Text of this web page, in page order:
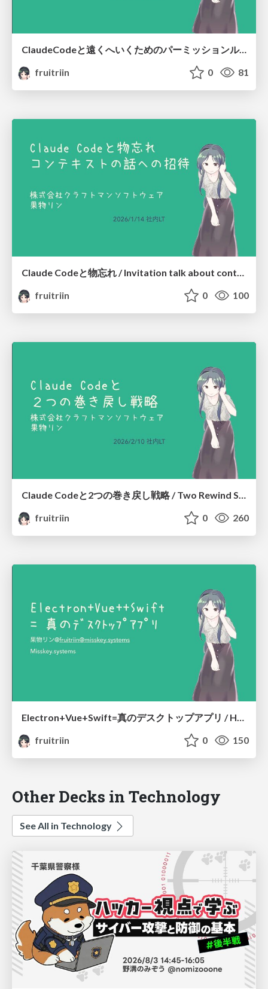
ClaudeCodeと遠くへいくためのパーミッションルール/Stop Checking, Start Trusting: Claude Code Permission Rules
fruitriin
0 81
fruitriin
0 100
Claude Codeと2つの巻き戻し戦略 / Two Rewind Strategies with Claude Code
fruitriin
0 260
Electron+Vue+Swift=真のデスクトップアプリ / How to create "Really" desktop app using Electron
fruitriin
0 150
Other Decks in Technology
See All in Technology